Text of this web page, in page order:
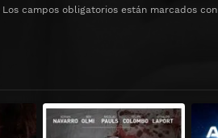
Los campos obligatorios están marcados con